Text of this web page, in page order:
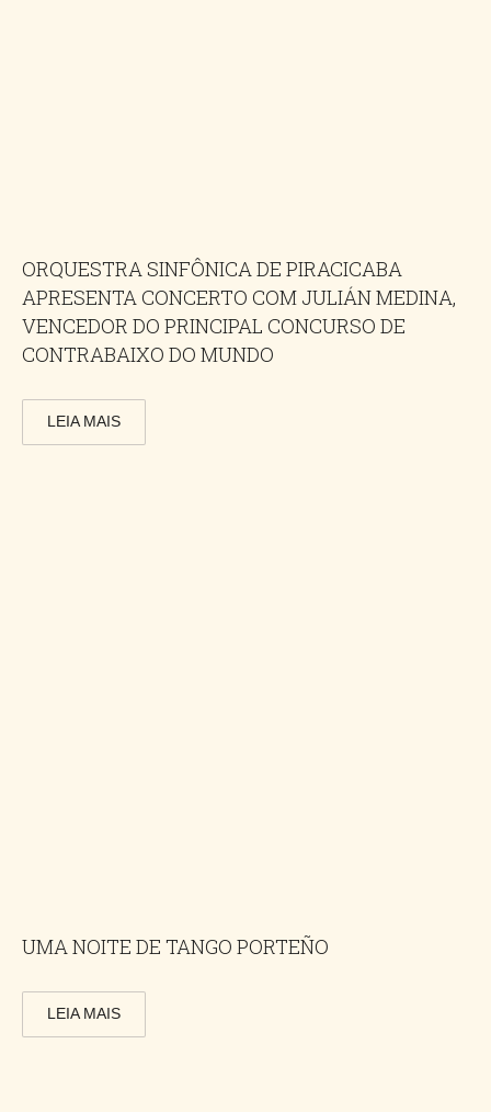
ORQUESTRA SINFÔNICA DE PIRACICABA
APRESENTA CONCERTO COM JULIÁN MEDINA,
VENCEDOR DO PRINCIPAL CONCURSO DE
CONTRABAIXO DO MUNDO
LEIA MAIS
UMA NOITE DE TANGO PORTEÑO
LEIA MAIS